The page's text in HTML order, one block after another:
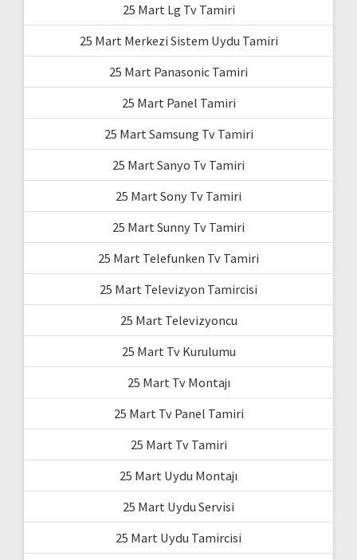
25 Mart Lg Tv Tamiri
25 Mart Merkezi Sistem Uydu Tamiri
25 Mart Panasonic Tamiri
25 Mart Panel Tamiri
25 Mart Samsung Tv Tamiri
25 Mart Sanyo Tv Tamiri
25 Mart Sony Tv Tamiri
25 Mart Sunny Tv Tamiri
25 Mart Telefunken Tv Tamiri
25 Mart Televizyon Tamircisi
25 Mart Televizyoncu
25 Mart Tv Kurulumu
25 Mart Tv Montajı
25 Mart Tv Panel Tamiri
25 Mart Tv Tamiri
25 Mart Uydu Montajı
25 Mart Uydu Servisi
25 Mart Uydu Tamircisi